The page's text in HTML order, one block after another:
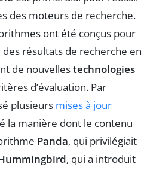
des moteurs de recherche.
ont été conçus pour
des résultats de recherche en
de nouvellestechnologies
d’évaluation. Par
plusieurs mises à jour
la manière dont le contenu
Panda, qui privilégiait
, qui a introduit